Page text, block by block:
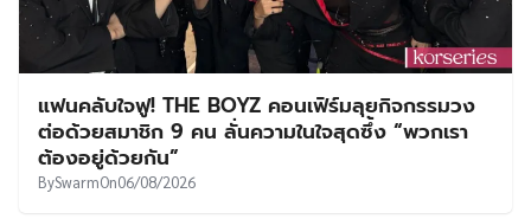
แฟนคลับใจฟู! THE BOYZ คอนเฟิร์มลุยกิจกรรมวง
ต่อด้วยสมาชิก 9 คน ลั่นความในใจสุดซึ้ง “พวกเรา
ต้องอยู่ด้วยกัน”
BySwarmOn06/08/2026